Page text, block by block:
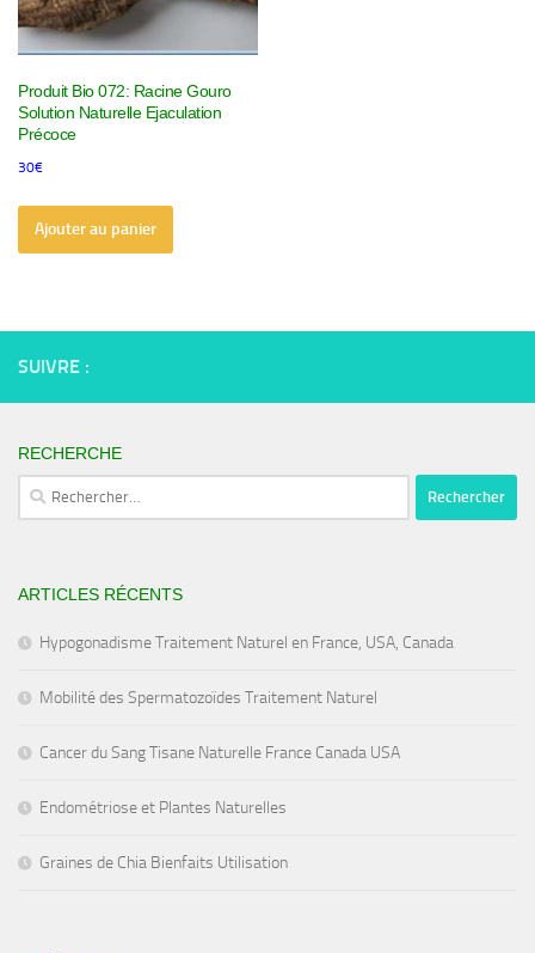
Produit Bio 072: Racine Gouro
Solution Naturelle Ejaculation
Précoce
30€
Ajouter au panier
SUIVRE :
RECHERCHE
Rechercher :
ARTICLES RÉCENTS
Hypogonadisme Traitement Naturel en France, USA, Canada
Mobilité des Spermatozoïdes Traitement Naturel
Cancer du Sang Tisane Naturelle France Canada USA
Endométriose et Plantes Naturelles
Graines de Chia Bienfaits Utilisation